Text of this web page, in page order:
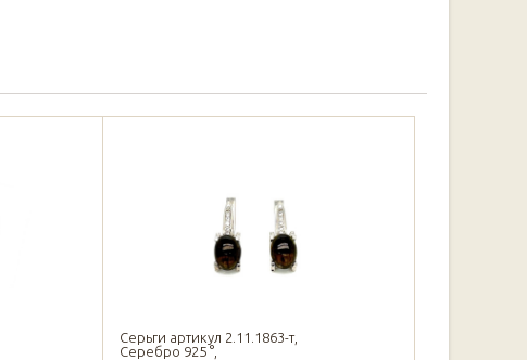
Серьги артикул 2.11.1863-т,
Серебро 925 °,